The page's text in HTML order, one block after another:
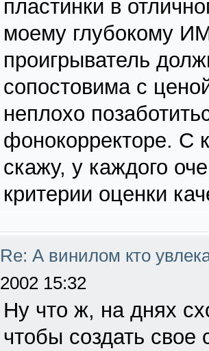
пластинки в
моему глубокому
проигрыватель
сопостовима с
неплохо
фонокорректоре. С
скажу, у каждого
критерии оценки
Re: А винилом кто
2002 15:32
Ну что ж, на днях
чтобы создать